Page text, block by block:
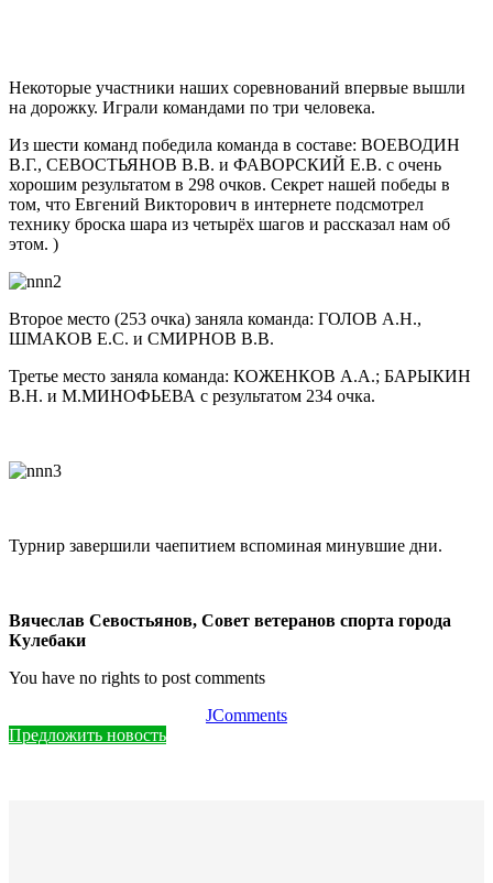
Некоторые участники наших соревнований впервые вышли
на дорожку. Играли командами по три человека.
Из шести команд победила команда в составе: ВОЕВОДИН
В.Г., СЕВОСТЬЯНОВ В.В. и ФАВОРСКИЙ Е.В. с очень
хорошим результатом в 298 очков. Секрет нашей победы в
том, что Евгений Викторович в интернете подсмотрел
технику броска шара из четырёх шагов и рассказал нам об
этом. )
Второе место (253 очка) заняла команда: ГОЛОВ А.Н.,
ШМАКОВ Е.С. и СМИРНОВ В.В.
Третье место заняла команда: КОЖЕНКОВ А.А.; БАРЫКИН
В.Н. и М.МИНОФЬЕВА с результатом 234 очка.
Турнир завершили чаепитием вспоминая минувшие дни.
Вячеслав Севостьянов, Совет ветеранов спорта города
Кулебаки
You have no rights to post comments
JComments
Предложить новость